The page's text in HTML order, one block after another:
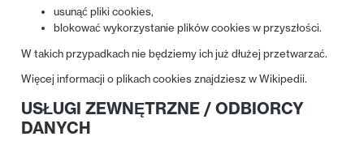
usunąć pliki cookies,
blokować wykorzystanie plików cookies w przyszłości.
W takich przypadkach nie będziemy ich już dłużej przetwarzać.
Więcej informacji o plikach cookies znajdziesz wWikipedii.
USŁUGI ZEWNĘTRZNE / ODBIORCY
DANYCH